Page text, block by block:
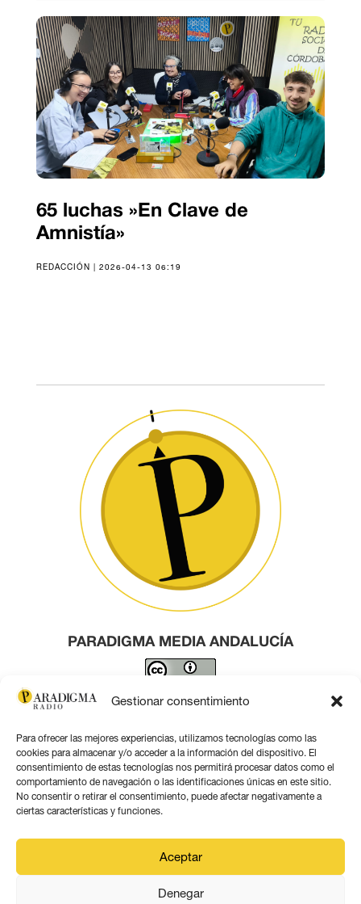
Gestionar consentimiento
Para ofrecer las mejores experiencias, utilizamos tecnologías como las
cookies para almacenar y/o acceder a la información del dispositivo. El
consentimiento de estas tecnologías nos permitirá procesar datos como el
comportamiento de navegación o las identificaciones únicas en este sitio.
No consentir o retirar el consentimiento, puede afectar negativamente a
ciertas características y funciones.
Aceptar
Denegar
65 luchas »En Clave de
Amnistía»
REDACCIÓN | 2026-04-13 06:19
PARADIGMA MEDIA ANDALUCÍA
Este obra está bajo una licencia de Creative Commons
Contacto por correo
Aviso legal
Política de privacidad